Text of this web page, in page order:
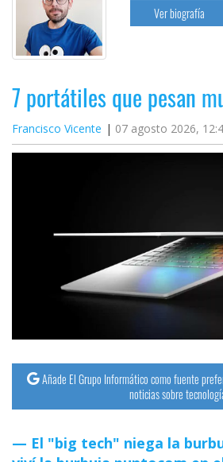
Ver biografía
7 portátiles que pesan
Francisco Vicente 07 agosto 2026,
Añade El Grupo Informático como fuente
noticias sobre
El "big tech" niega la